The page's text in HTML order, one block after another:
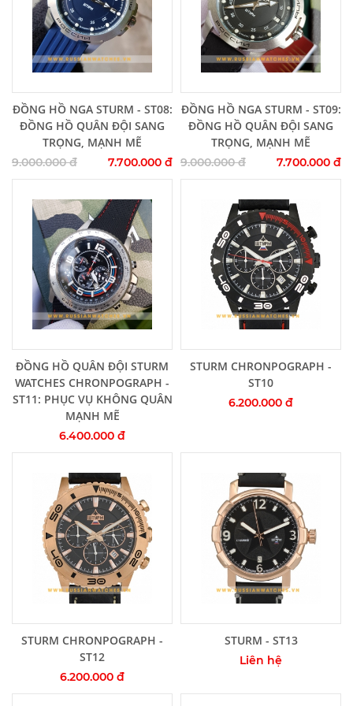
Thêm vào giỏ hàng
ĐỒNG HỒ NGA STURM - ST08:
ĐỒNG HỒ QUÂN ĐỘI SANG
TRỌNG, MẠNH MẼ
9.000.000 đ 7.700.000 đ
Thêm vào giỏ hàng
ĐỒNG HỒ NGA STURM - ST09:
ĐỒNG HỒ QUÂN ĐỘI SANG
TRỌNG, MẠNH MẼ
9.000.000 đ 7.700.000 đ
Thêm vào giỏ hàng
ĐỒNG HỒ QUÂN ĐỘI STURM
WATCHES CHRONPOGRAPH -
ST11: PHỤC VỤ KHÔNG QUÂN
MẠNH MẼ
6.400.000 đ
Thêm vào giỏ hàng
STURM CHRONPOGRAPH -
ST10
6.200.000 đ
Thêm vào giỏ hàng
STURM CHRONPOGRAPH -
ST12
6.200.000 đ
Thêm vào giỏ hàng
STURM - ST13
Liên hệ